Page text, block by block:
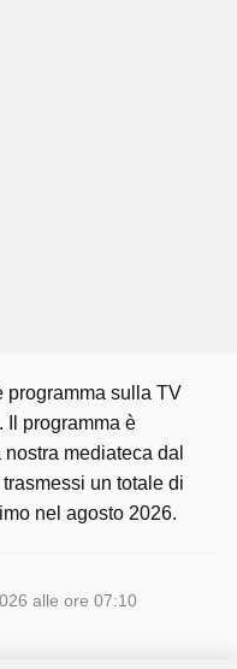
programma sulla TV
Il programma è
mediateca dal
un totale di
nel agosto 2026.
alle ore 07:10